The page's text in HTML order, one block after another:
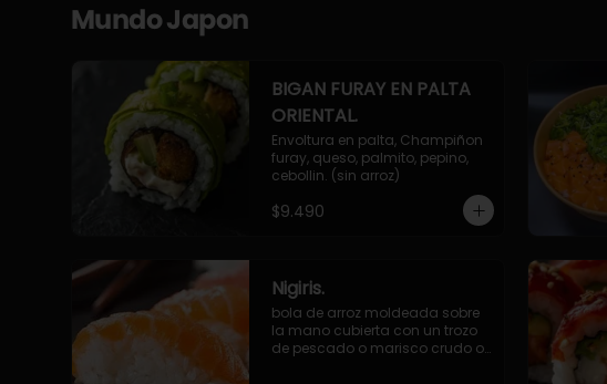
Mundo Japon
BIGAN FURAY EN PALTA
ORIENTAL.
Envoltura en palta, Champiñon
furay, queso, palmito, pepino,
cebollin. (sin arroz)
$9.490
Nigiris.
bola de arroz moldeada sobre
la mano cubierta con un trozo
de pescado o marisco crudo o